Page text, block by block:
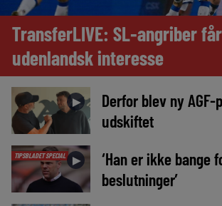
TransferLIVE: SL-angriber får
udenlandsk interesse
►
Derfor blev ny
udskiftet
TIPSBLADET SPECIAL ►
‘Han er ikke bange
beslutninger’